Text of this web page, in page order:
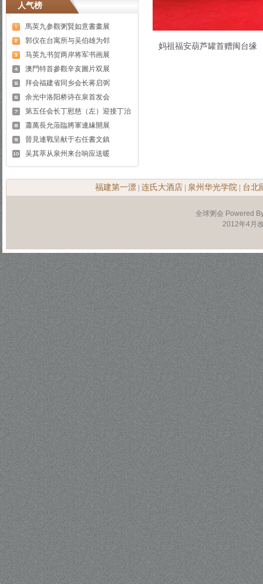
人气榜
馬英九参觀粥賢如意書畫展
郭仪在台寓所与吴伯雄为邻
马英九书贺两岸将军书画展
澳門特首參觀辛亥圖片双展
拜会福建省同乡会长蒋启弼
余光中洛阳桥诗在泉首发会
第五任会长丁慰慈（左）迎接丁治
蕭萬長允蒞臨將軍連緣開展
晉見連戰呈献于右任書文鎮
吴其萃从泉州来台响应送暖
妈祖福安葫芦罐首赠闽台缘
福建第一漂 连氏大酒店 泉州华光学院 台北
全球粥会 Powered
2012年4月